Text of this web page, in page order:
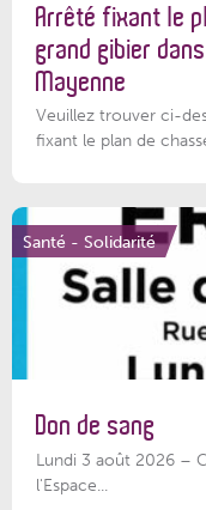
Arrêté fixant le
grand gibier
Mayenne
Veuillez trouver ci-
fixant le plan de
Santé - Solidarité
Don de sang
Lundi 3 août 2026 –
l'Espace...